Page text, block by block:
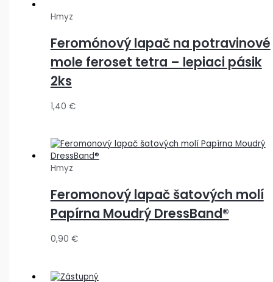
Hmyz
Feromónový lapač na potravinové
mole feroset tetra – lepiaci pásik
2ks
1,40 €
Hmyz
Feromonový lapač šatových molí
Papírna Moudrý DressBand®
0,90 €